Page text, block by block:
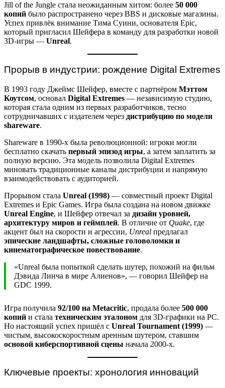
Jill of the Jungle стала неожиданным хитом: более 50 000
копий было распространено через BBS и дисковые магазины.
Успех привлёк внимание Тима Суини, основателя Epic,
который пригласил Шейфера в команду для разработки новой
3D-игры — Unreal.
Прорыв в индустрии: рождение Digital Extremes
В 1993 году Джеймс Шейфер, вместе с партнёром Мэттом
Коутсом, основал Digital Extremes — независимую студию,
которая стала одним из первых разработчиков, тесно
сотрудничавших с издателем через дистрибуцию по модели
shareware.
Shareware в 1990-х была революционной: игроки могли
бесплатно скачать первый эпизод игры, а затем заплатить за
полную версию. Эта модель позволила Digital Extremes
миновать традиционные каналы дистрибуции и напрямую
взаимодействовать с аудиторией.
Прорывом стала Unreal (1998) — совместный проект Digital
Extremes и Epic Games. Игра была создана на новом движке
Unreal Engine, и Шейфер отвечал за дизайн уровней,
архитектуру миров и геймплей. В отличие от Quake, где
акцент был на скорости и агрессии, Unreal предлагал
эпические ландшафты, сложные головоломки и
кинематографическое повествование.
«Unreal была попыткой сделать шутер, похожий на фильм
Дэвида Линча в мире Алиенов», — говорил Шейфер на
GDC 1999.
Игра получила 92/100 на Metacritic, продала более 500 000
копий и стала техническим эталоном для 3D-графики на PC.
Но настоящий успех пришёл с Unreal Tournament (1999) —
чистым, высокоскоростным аренным шутером, ставшим
основой киберспортивной сцены начала 2000-х.
Ключевые проекты: хронология инноваций